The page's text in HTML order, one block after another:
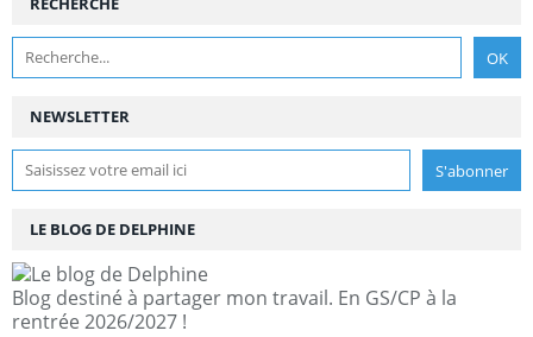
NEWSLETTER
LE BLOG DE DELPHINE
Blog destiné à partager mon travail. En GS/CP à la
rentrée 2026/2027 !